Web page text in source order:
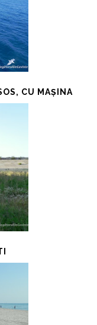
CU MAȘINA